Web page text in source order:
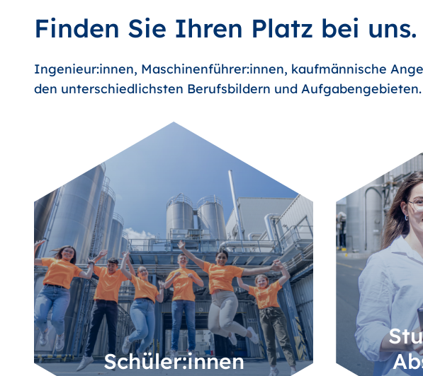
Finden Sie Ihren Platz bei uns.
Ingenieur:innen, Maschinenführer:innen, kaufmännische
den unterschiedlichsten Berufsbildern und
Schüler:innen